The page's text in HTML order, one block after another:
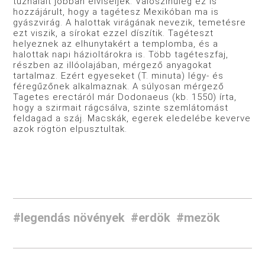
hozzájárult, hogy a tagétesz Mexikóban ma is
gyászvirág. A halottak virágának nevezik, temetésre
ezt viszik, a sírokat ezzel díszítik. Tagéteszt
helyeznek az elhunytakért a templomba, és a
halottak napi házioltárokra is. Több tagéteszfaj,
részben az illóolajában, mérgező anyagokat
tartalmaz. Ezért egyeseket (T. minuta) légy- és
féregűzőnek alkalmaznak. A súlyosan mérgező
Tagetes erectáról már Dodonaeus (kb. 1550) írta,
hogy a szirmait rágcsálva, szinte szemlátomást
feldagad a száj. Macskák, egerek eledelébe keverve
azok rögtön elpusztultak.
#legendás növények #erdök #mezök